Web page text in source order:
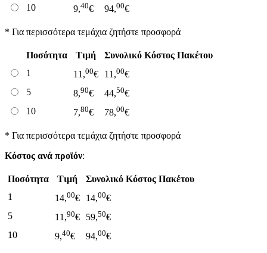
10
9,40€ 94,00€
* Για περισσότερα τεμάχια ζητήστε προσφορά
Ποσότητα Τιμή
Συνολικό Κόστος Πακέτου
1
11,00€ 11,00€
5
8,90€ 44,50€
10
7,80€ 78,00€
* Για περισσότερα τεμάχια ζητήστε προσφορά
Κόστος ανά προϊόν:
Ποσότητα Τιμή
Συνολικό Κόστος Πακέτου
1
14,00€ 14,00€
5
11,90€ 59,50€
10
9,40€ 94,00€